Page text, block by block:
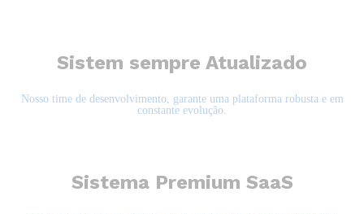
Sistem sempre Atualizado
Nosso time de desenvolvimento, garante uma plataforma robusta e em
constante evolução.
Sistema Premium SaaS